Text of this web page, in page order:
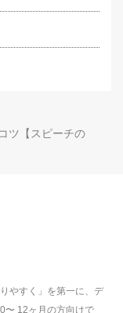
ツ【スピーチの
やすく」を第一に、デ
〜 12ヶ月の方向けで